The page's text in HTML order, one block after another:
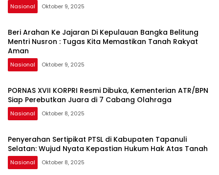
Nasional Oktober 9, 2025
Beri Arahan Ke Jajaran Di Kepulauan Bangka Belitung
Mentri Nusron : Tugas Kita Memastikan Tanah Rakyat
Aman
Nasional Oktober 9, 2025
PORNAS XVII KORPRI Resmi Dibuka, Kementerian ATR/BPN
Siap Perebutkan Juara di 7 Cabang Olahraga
Nasional Oktober 8, 2025
Penyerahan Sertipikat PTSL di Kabupaten Tapanuli
Selatan: Wujud Nyata Kepastian Hukum Hak Atas Tanah
Nasional Oktober 8, 2025